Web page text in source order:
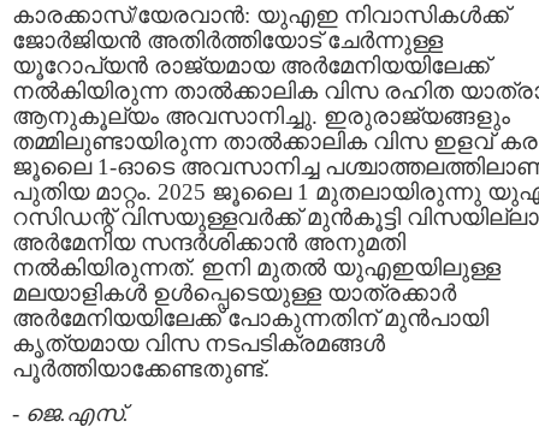
കാരക്കാസ്/യേരവാൻ: യുഎഇ നിവാസികൾക്ക്
ജോർജിയൻ അതിർത്തിയോട് ചേർന്നുള്ള
യൂറോപ്യൻ രാജ്യമായ അർമേനിയയിലേക്ക്
നൽകിയിരുന്ന താൽക്കാലിക വിസ രഹിത
ആനുകൂല്യം അവസാനിച്ചു. ഇരുരാജ്യങ്ങളും
തമ്മിലുണ്ടായിരുന്ന താൽക്കാലിക വിസ ഇളവ്
ജൂലൈ 1-ഓടെ അവസാനിച്ച
പുതിയ മാറ്റം. 2025 ജൂലൈ 1 മുതലായിരുന്നു
റസിഡന്റ് വിസയുള്ളവർക്ക് മുൻകൂട്ടി
അർമേനിയ സന്ദർശിക്കാൻ അനുമതി
നൽകിയിരുന്നത്. ഇനി മുതൽ യുഎഇയിലുള്ള
മലയാളികൾ ഉൾപ്പെടെയുള്ള യാത്രക്കാർ
അർമേനിയയിലേക്ക് പോകുന്നതിന് മുൻപായി
കൃത്യമായ വിസ നടപടിക്രമങ്ങൾ
പൂർത്തിയാക്കേണ്ടതുണ്ട്.
- ജെ.എസ്.